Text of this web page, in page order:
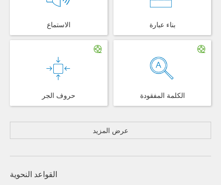
الاستماع بناء عبارة
حروف الجر الكلمة المفقودة
عرض المزيد
القواعد النحوية